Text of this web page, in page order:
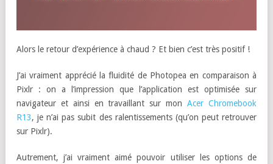
Alors le retour d’expérience à chaud ? Et bien c’est très positif !
J’ai vraiment apprécié la fluidité de Photopea en comparaison à
Pixlr : on a l’impression que l’application est optimisée sur
navigateur et ainsi en travaillant sur monAcer Chromebook
R13, je n’ai pas subit des ralentissements (qu’on peut retrouver
sur Pixlr).
Autrement, j’ai vraiment aimé pouvoir utiliser les options de